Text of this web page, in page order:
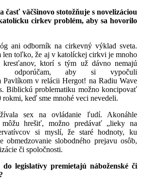
časť väčšinovo stotožňuje s novelizáciou
cirkev problém, aby sa hovorilo
ani odborník na cirkevný výklad sveta.
len toľko, že aj v katolíckej cirkvi je mnoho
kresťanov, ktorí s tým už dávno nemajú
odporúčam, aby si vypočuli
v relácii Hergot! na Radiu Wave
Biblickú problematiku možno koncipovať
rokmi, keď sme mnohé veci nevedeli.
sex na ovládanie ľudí. Akonáhle
hrešiť, možno predávať „lieky na
si myslí, že staré hodnoty, ku
obmedzovanie slobodného prejavu osôb,
či spoločnosti.
legislatívy premietajú náboženské či